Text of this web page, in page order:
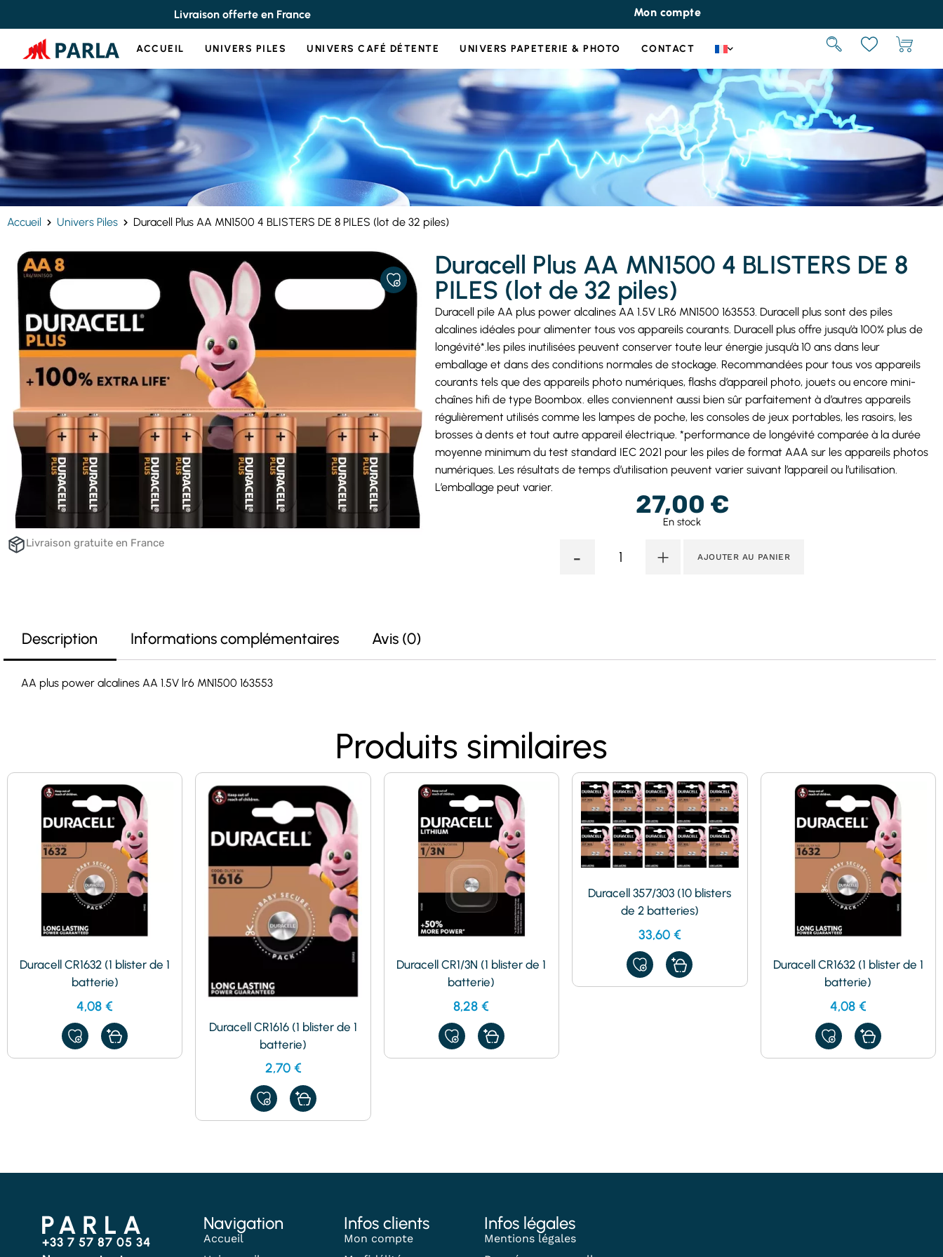
Livraison offerte en France Mon compte
ACCUEIL UNIVERS PILES UNIVERS CAFÉ DÉTENTE UNIVERS PAPETERIE & PHOTO CONTACT
Accueil Univers Piles Duracell Plus AA MN1500 4 BLISTERS DE 8 PILES (lot de 32 piles)
AJOUTER
À
FAVORIS
Livraison gratuite en France
Duracell Plus AA MN1500 4 BLISTERS DE 8
PILES (lot de 32 piles)
Duracell pile AA plus power alcalines AA 1.5V LR6 MN1500 163553. Duracell plus sont des piles
alcalines idéales pour alimenter tous vos appareils courants. Duracell plus offre jusqu’à 100% plus de
longévité*.les piles inutilisées peuvent conserver toute leur énergie jusqu’à 10 ans dans leur
emballage et dans des conditions normales de stockage. Recommandées pour tous vos appareils
courants tels que des appareils photo numériques, flashs d’appareil photo, jouets ou encore mini-
chaînes hifi de type Boombox. elles conviennent aussi bien sûr parfaitement à d’autres appareils
régulièrement utilisés comme les lampes de poche, les consoles de jeux portables, les rasoirs, les
brosses à dents et tout autre appareil électrique. *performance de longévité comparée à la durée
moyenne minimum du test standard IEC 2021 pour les piles de format AAA sur les appareils photos
numériques. Les résultats de temps d’utilisation peuvent varier suivant l’appareil ou l’utilisation.
L’emballage peut varier.
27,00 €
En stock
- + AJOUTER AU PANIER
Description Informations complémentaires Avis (0)
AA plus power alcalines AA 1.5V lr6 MN1500 163553
Produits similaires
Duracell CR1632 (1 blister de 1
batterie)
4,08€
AJOUTER
À
MES
Duracell CR1616 (1 blister de 1
batterie)
2,70 €
AJOUTER
À
MES
Duracell CR1/3N (1 blister de 1
batterie)
8,28€
AJOUTER
À
MES
Duracell 357/303 (10 blisters
de 2 batteries)
33,60 €
AJOUTER
À
MES
Duracell CR1632 (1 blister de 1
batterie)
4,08 €
AJOUTER
À
MES
+33 7 57 87 05 34
Navigation
Accueil
Infos clients
Mon compte
Infos légales
Mentions légales